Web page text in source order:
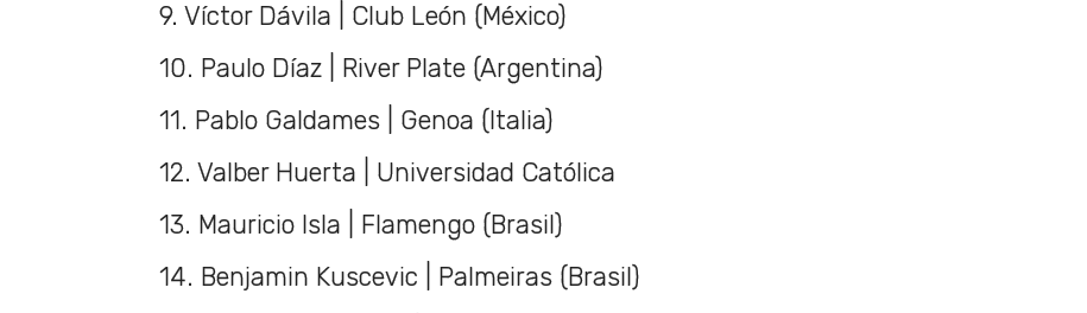
9. Víctor Dávila | Club León (México)
10. Paulo Díaz | River Plate (Argentina)
11. Pablo Galdames | Genoa (Italia)
12. Valber Huerta | Universidad Católica
13. Mauricio Isla | Flamengo (Brasil)
14. Benjamin Kuscevic | Palmeiras (Brasil)